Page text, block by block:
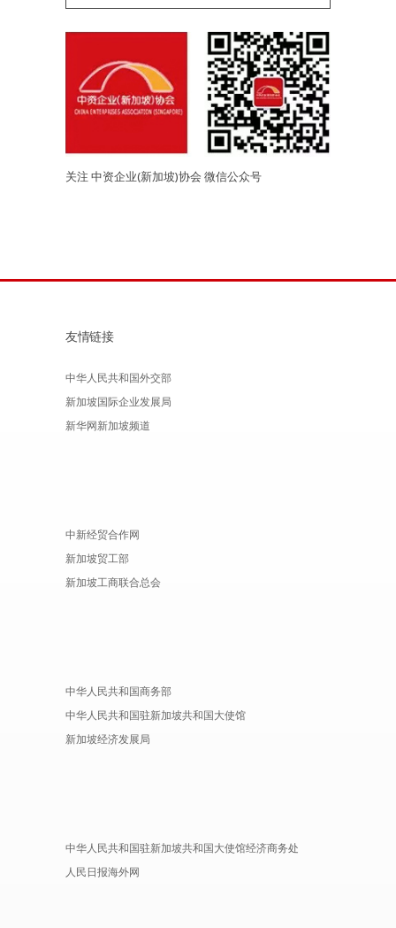
关注 中资企业(新加坡)协会 微信公众号
友情链接
中华人民共和国外交部
新加坡国际企业发展局
新华网新加坡频道
中新经贸合作网
新加坡贸工部
新加坡工商联合总会
中华人民共和国商务部
中华人民共和国驻新加坡共和国大使馆
新加坡经济发展局
中华人民共和国驻新加坡共和国大使馆经济商务处
人民日报海外网